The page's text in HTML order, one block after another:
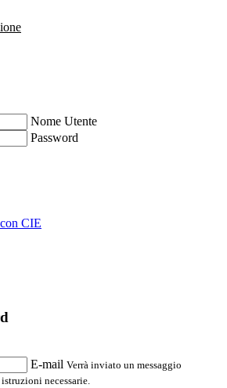
Nome Utente
Password
CIE
E-mail Verrà inviato un messaggio
necessarie.